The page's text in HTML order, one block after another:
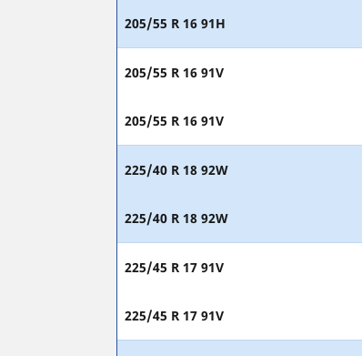
205/55 R 16 91H
205/55 R 16 91V
205/55 R 16 91V
225/40 R 18 92W
225/40 R 18 92W
225/45 R 17 91V
225/45 R 17 91V